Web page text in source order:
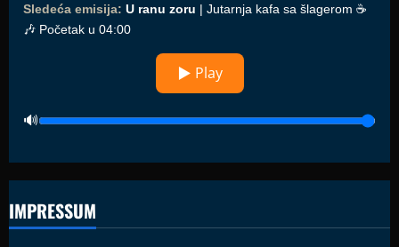
Sledeća emisija: U ranu zoru | Jutarnja kafa sa šlagerom ☕️
🎶 Početak u 04:00
▶ Play
IMPRESSUM